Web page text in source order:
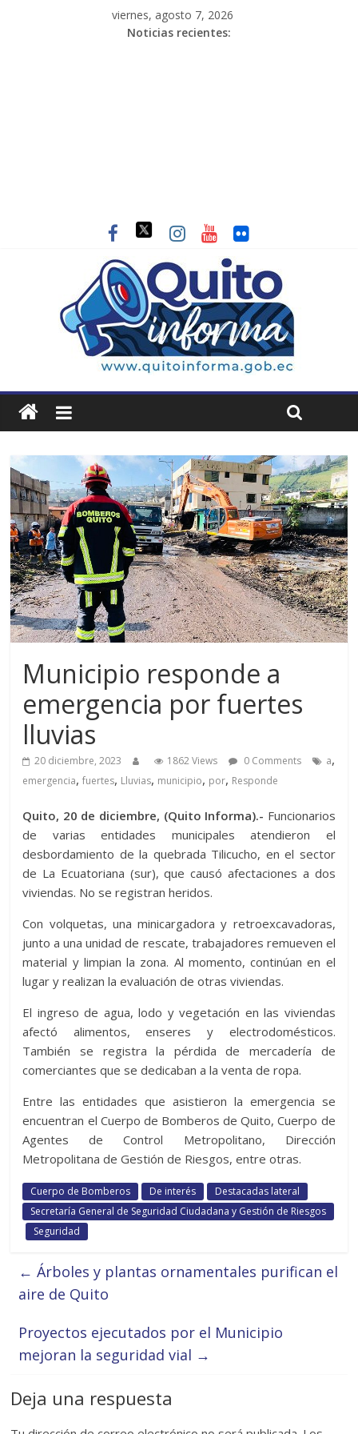
viernes, agosto 7, 2026
Noticias recientes:
Municipio responde a
emergencia por fuertes
lluvias
20 diciembre, 2023 1862 Views 0 Comments a,
emergencia,fuertes, Lluvias, municipio, por, Responde
Quito, 20 de diciembre, (Quito Informa).- Funcionarios
de varias entidades municipales atendieron el
desbordamiento de la quebrada Tilicucho, en el sector
de La Ecuatoriana (sur), que causó afectaciones a dos
viviendas. No se registran heridos.
Con volquetas, una minicargadora y retroexcavadoras,
junto a una unidad de rescate, trabajadores remueven el
material y limpian la zona. Al momento, continúan en el
lugar y realizan la evaluación de otras viviendas.
El ingreso de agua, lodo y vegetación en las viviendas
afectó alimentos, enseres y electrodomésticos.
También se registra la pérdida de mercadería de
comerciantes que se dedicaban a la venta de ropa.
Entre las entidades que asistieron la emergencia se
encuentran el Cuerpo de Bomberos de Quito, Cuerpo de
Agentes de Control Metropolitano, Dirección
Metropolitana de Gestión de Riesgos, entre otras.
Cuerpo de Bomberos De interés
Destacadas lateral
Secretaría General de Seguridad Ciudadana y Gestión de Riesgos
Seguridad
← Árboles y plantas ornamentales purifican el
aire de Quito
Proyectos ejecutados por el Municipio
mejoran la seguridad vial →
Deja una respuesta